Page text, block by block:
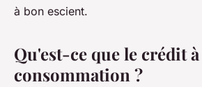
à bon escient.
Qu'est-ce que le crédit
consommation ?